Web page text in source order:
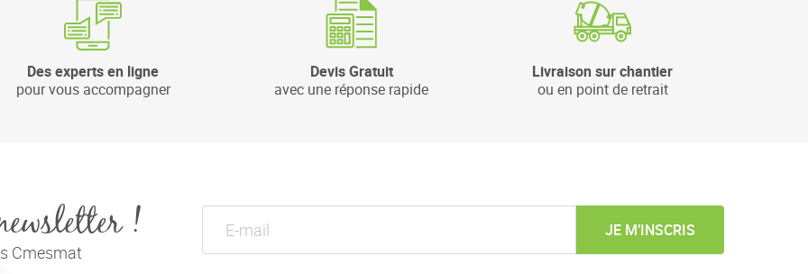
Des experts en ligne
pour vous accompagner
Devis Gratuit
avec une réponse rapide
Livraison sur chantier
ou en point de retrait
!
Cmesmat
JE M’INSCRIS